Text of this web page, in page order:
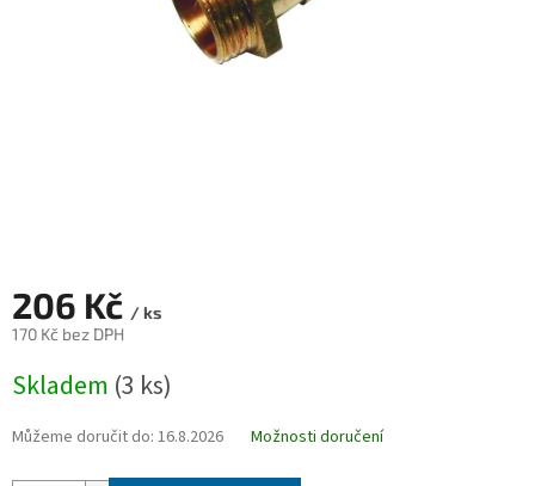
206 Kč / ks
170 Kč bez DPH
cena:
Skladem (3 ks)
Můžeme doručit do: 16.8.2026 Možnosti doručení